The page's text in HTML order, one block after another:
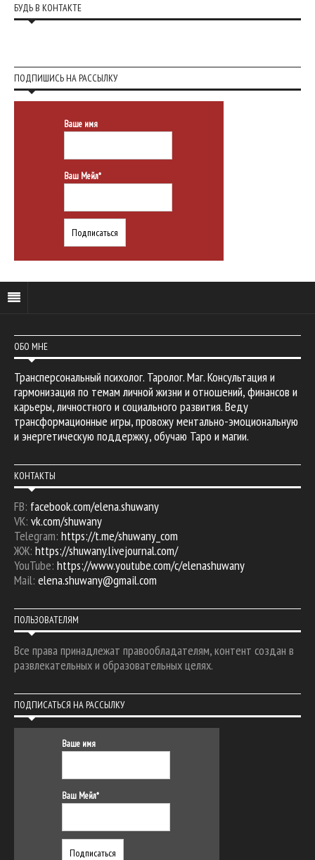
БУДЬ В КОНТАКТЕ
ПОДПИШИСЬ НА РАССЫЛКУ
Ваше имя
Ваш Мейл*
ОБО МНЕ
Трансперсональный психолог. Таролог. Маг. Консультация и
гармонизация по темам личной жизни и отношений, финансов и
карьеры, личностного и социального развития. Веду
трансформационные игры, провожу ментально-эмоциональную
и энергетическую поддержку, обучаю Таро и магии.
КОНТАКТЫ
FB: facebook.com/elena.shuwany
VK: vk.com/shuwany
Telegram: https://t.me/shuwany_com
ЖЖ: https://shuwany.livejournal.com/
YouTube: https://www.youtube.com/c/elenashuwany
Mail: elena.shuwany@gmail.com
ПОЛЬЗОВАТЕЛЯМ
Все права принадлежат правообладателям, контент создан в
развлекательных и образовательных целях.
ПОДПИСАТЬСЯ НА РАССЫЛКУ
Ваше имя
Ваш Мейл*